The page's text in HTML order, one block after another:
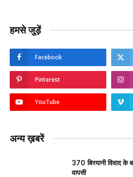
हमसे जुड़ें
Facebook
Pinterest
YouTube
अन्य ख़बरें
₹370 बिरयानी विवाद के
वापसी